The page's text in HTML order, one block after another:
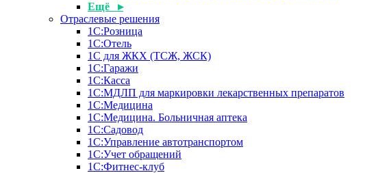
Ещё ▸
Отраслевые решения
1С:Розница
1С:Отель
1С для ЖКХ (ТСЖ, ЖСК)
1С:Гаражи
1С:Касса
1С:МДЛП для маркировки лекарственных препаратов
1С:Медицина
1С:Медицина. Больничная аптека
1С:Садовод
1С:Управление автотранспортом
1С:Учет обращений
1С:Фитнес-клуб